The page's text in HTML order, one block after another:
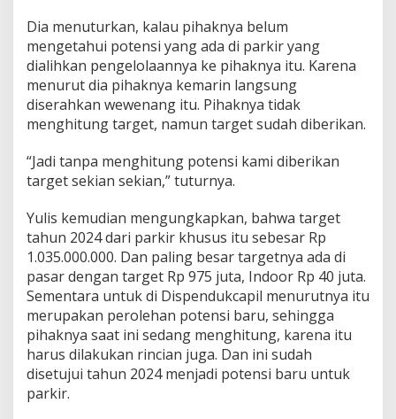
Dia menuturkan, kalau pihaknya belum
mengetahui potensi yang ada di parkir yang
dialihkan pengelolaannya ke pihaknya itu. Karena
menurut dia pihaknya kemarin langsung
diserahkan wewenang itu. Pihaknya tidak
menghitung target, namun target sudah diberikan.
“Jadi tanpa menghitung potensi kami diberikan
target sekian sekian,” tuturnya.
Yulis kemudian mengungkapkan, bahwa target
tahun 2024 dari parkir khusus itu sebesar Rp
1.035.000.000. Dan paling besar targetnya ada di
pasar dengan target Rp 975 juta, Indoor Rp 40 juta.
Sementara untuk di Dispendukcapil menurutnya itu
merupakan perolehan potensi baru, sehingga
pihaknya saat ini sedang menghitung, karena itu
harus dilakukan rincian juga. Dan ini sudah
disetujui tahun 2024 menjadi potensi baru untuk
parkir.